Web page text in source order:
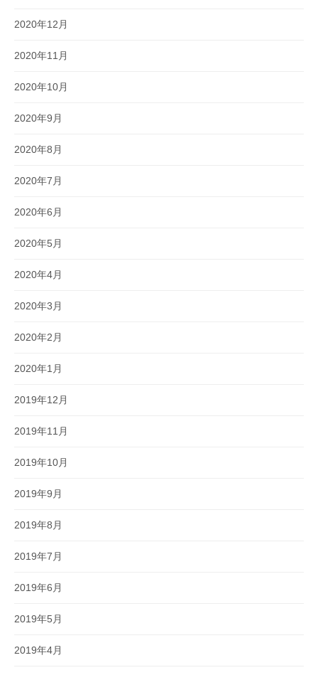
2020年12月
2020年11月
2020年10月
2020年9月
2020年8月
2020年7月
2020年6月
2020年5月
2020年4月
2020年3月
2020年2月
2020年1月
2019年12月
2019年11月
2019年10月
2019年9月
2019年8月
2019年7月
2019年6月
2019年5月
2019年4月